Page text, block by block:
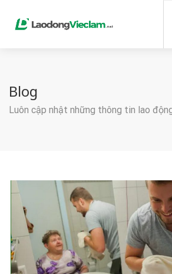
Blog
Luôn cập nhật những thông tin lao